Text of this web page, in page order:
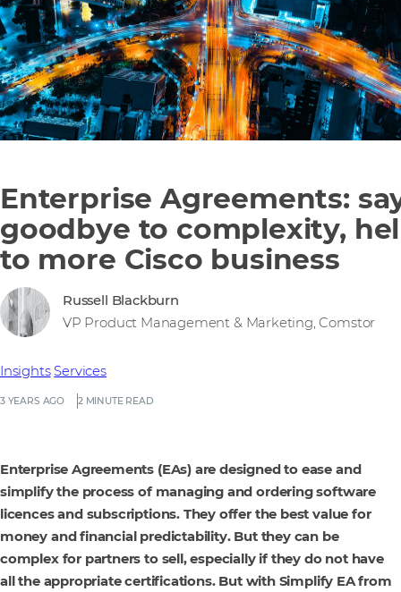
Enterprise Agreements:
goodbye to complexity,
to more Cisco business
3 YEARS AGO 2 MINUTE READ
Insights Services
Russell Blackburn
VP Product Management & Marketing, Comstor
Enterprise Agreements (EAs) are designed to ease and
simplify the process of managing and ordering software
licences and subscriptions. They offer the best value for
money and financial predictability. But they can be
complex for partners to sell, especially if they do not have
all the appropriate certifications. But with Simplify EA from